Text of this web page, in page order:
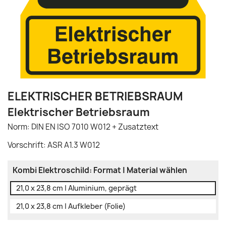
ELEKTRISCHER BETRIEBSRAUM
Elektrischer Betriebsraum
Norm: DIN EN ISO 7010 W012 + Zusatztext
Vorschrift: ASR A1.3 W012
Kombi Elektroschild: Format | Material wählen
21,0 x 23,8 cm | Aluminium, geprägt
21,0 x 23,8 cm | Aufkleber (Folie)